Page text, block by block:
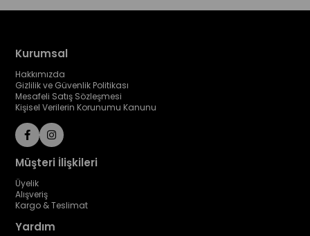
Kurumsal
Hakkımızda
Gizlilik ve Güvenlik Politikası
Mesafeli Satış Sözleşmesi
Kişisel Verilerin Korunumu Kanunu
Müşteri İlişkileri
Üyelik
Alışveriş
Kargo & Teslimat
Yardım